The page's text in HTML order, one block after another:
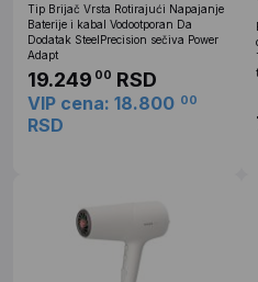
Tip Brijač Vrsta Rotirajući Napajanje
Baterije i kabal Vodootporan Da
Dodatak SteelPrecision sečiva Power
Adapt
19.249 00 RSD
VIP cena: 18.800 00
RSD